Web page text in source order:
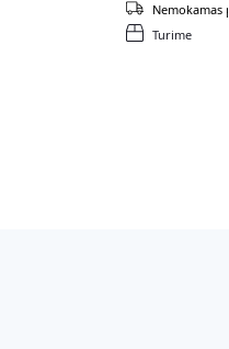
Turime
Nemokamas